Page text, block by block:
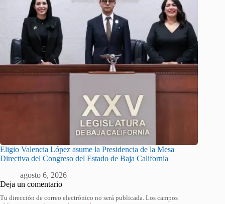
Eligio Valencia López asume la Presidencia de la Mesa
Directiva del Congreso del Estado de Baja California
agosto 6, 2026
Deja un comentario
Tu dirección de correo electrónico no será publicada. Los campos